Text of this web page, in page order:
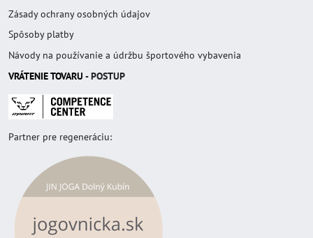
Zásady ochrany osobných údajov
Spôsoby platby
Návody na používanie a údržbu športového vybavenia
VRÁTENIE TOVARU - POSTUP
Partner pre regeneráciu: